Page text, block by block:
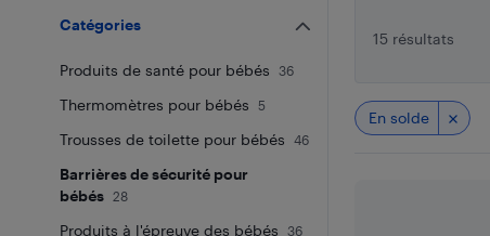
15 résultats
En solde
Catégories
Produits de santé pour bébés 36
Thermomètres pour bébés 5
Trousses de toilette pour bébés 46
Barrières de sécurité pour
bébés
28
Produits à l'épreuve des bébés 36